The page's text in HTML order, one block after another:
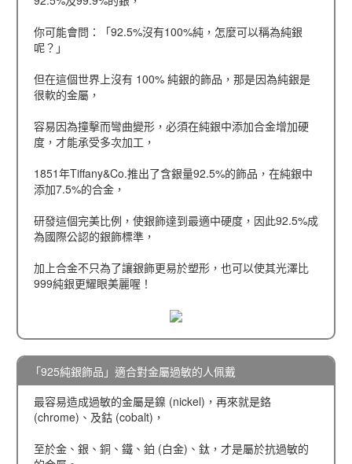
你可能會問：「92.5%沒有100%純，怎麼可以稱為純銀
呢？」
但在這個世界上沒有 100% 純銀的飾品，那是因為純銀是
很軟的金屬，
容易因為撞擊而彎曲變形，必須在純銀中添加合金增加硬
度，才能承受多次加工，
1851年Tiffany&Co.推出了含銀量92.5%的飾品，在純銀中
添加7.5%的合金，
研發這個完美比例，使銀飾達到最適中硬度，因此92.5%成
為國際公認的銀飾標準，
加上合金不只為了讓銀飾更易於塑形，也可以使其光澤比
999純銀更耀眼美麗喔！
「925純銀飾品」適合對金屬過敏的人佩戴
最容易造成過敏的金屬是鎳 (nickel)，再來就是鉻
(chrome)、及鈷 (cobalt)，
至於金、銀、銅、鐵、鉑 (白金)、鈦，才是屬於抗過敏的